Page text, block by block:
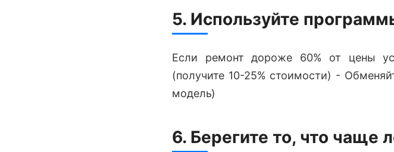
5. Используйте
Если ремонт дороже 60% от цены
(получите 10-25% стоимости) -
модель)
6. Берегите то, что чаще